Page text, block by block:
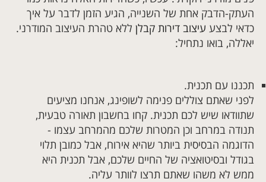
העתק-הדבק אחת של השנייה, הגיע הזמן לדבר על איך
כדאי לבצע עיצוב דירות קבלן ללא טהרת העיצוב המודרני.
יאללה, בואו נתחיל:
תכננו עם תכנית.
לפני שאתם צוללים פנימה לשופינג, אנחנו מציעים
שתוודאו שיש לכם תכנית. קחו בחשבון תאורה טבעית,
תנודה במרחב וכן המטרות שלכם מהמרחב עצמו -
הדוגמה הבסיסית ביותר שהיא אירוח, אבל כמובן תלוי
בגודל ובסיטואציה של החיים שלכם, אבל תכנית היא
ממש לא משהו שאתם תרצו לוותר עליה.